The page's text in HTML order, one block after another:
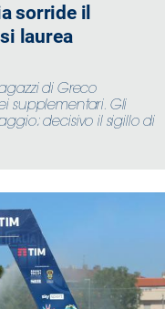
sorride il
laurea
di Greco
supplementari. Gli
decisivo il sigillo di